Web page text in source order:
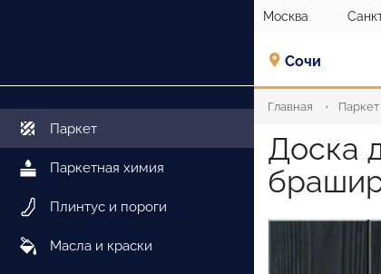
Москва
Сочи
Паркет
Паркетная химия
Плинтус и пороги
Масла и краски
Главная Паркет
Доска